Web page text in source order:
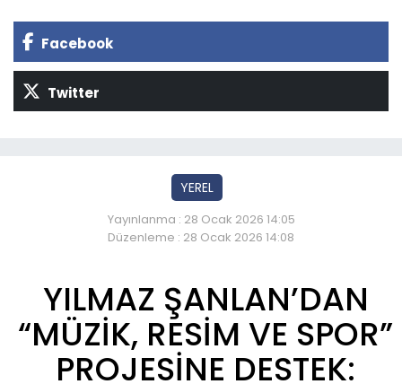
Facebook
Twitter
YEREL
Yayınlanma : 28 Ocak 2026 14:05
Düzenleme : 28 Ocak 2026 14:08
YILMAZ ŞANLAN’DAN
“MÜZİK, RESİM VE SPOR”
PROJESİNE DESTEK: